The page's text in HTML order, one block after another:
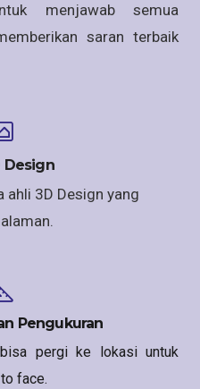
menjawab semua
saran terbaik
Design
ahli 3D Design yang
Pengukuran
pergi ke lokasi untuk
face.